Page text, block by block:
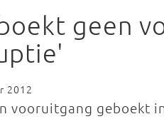
geen
2012
vooruitgang geboekt